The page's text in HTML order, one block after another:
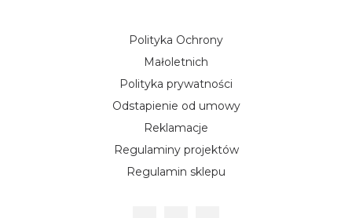
Polityka Ochrony
Małoletnich
Polityka prywatności
Odstapienie od umowy
Reklamacje
Regulaminy projektów
Regulamin sklepu